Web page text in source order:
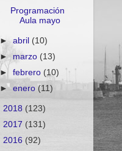
Programación
Aula mayo
►abril (10)
► marzo (13)
►febrero (10)
►enero(11)
2018 (123)
2017 (131)
2016 (92)